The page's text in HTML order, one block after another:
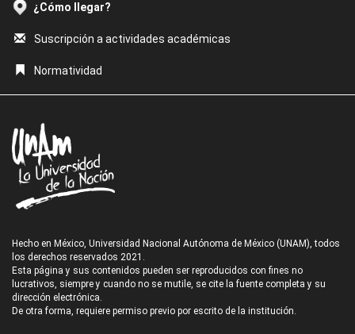
¿Cómo llegar?
Suscripción a actividades académicas
Normatividad
Hecho en México, Universidad Nacional Autónoma de México (UNAM), todos
los derechos reservados 2021.
Esta página y sus contenidos pueden ser reproducidos con fines no
lucrativos, siempre y cuando no se mutile, se cite la fuente completa y su
dirección electrónica.
De otra forma, requiere permiso previo por escrito de la institución.